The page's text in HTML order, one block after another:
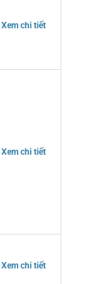
Xem chi tiết
Xem chi tiết
Xem chi tiết